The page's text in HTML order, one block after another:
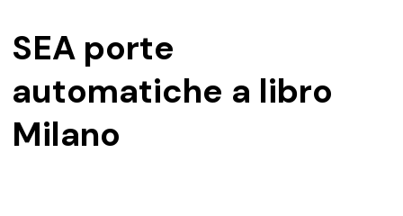
SEA porte
automatiche a libro
Milano